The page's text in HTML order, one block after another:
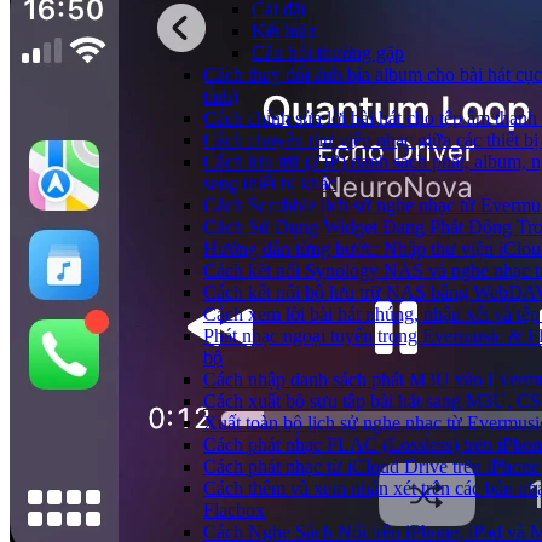
Cài đặt
Kết luận
Câu hỏi thường gặp
Cách thay đổi ảnh bìa album cho bài hát
tính)
Cách chỉnh sửa lời bài hát cho tệp âm
Cách chuyển thư viện nhạc giữa các thiết
Cách lưu trữ (ZIP) danh sách phát, album,
sang thiết bị khác
Cách Scrobble lịch sử nghe nhạc từ
Cách Sử Dụng Widget Đang Phát Động
Hướng dẫn từng bước: Nhập thư viện
Cách kết nối Synology NAS và nghe nhạc
Cách kết nối bộ lưu trữ NAS bằng
Cách xem lời bài hát nhúng, nhận xét và
Phát nhạc ngoại tuyến trong Evermusic &
bộ
Cách nhập danh sách phát M3U vào
Cách xuất bộ sưu tập bài hát sang M3U,
Xuất toàn bộ lịch sử nghe nhạc từ
Cách phát nhạc FLAC (Lossless) trên
Cách phát nhạc từ iCloud Drive trên
Cách thêm và xem nhận xét trên các bản
Flacbox
Cách Nghe Sách Nói trên iPhone, iPad và